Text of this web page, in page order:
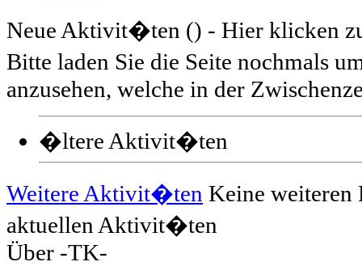
Neue Aktivit�ten () - Hier klicken
Bitte laden Sie die Seite nochmals
anzusehen, welche in der
�ltere Aktivit�ten
Weitere Aktivit�ten Keine weiteren
aktuellen Aktivit�ten
Über -TK-